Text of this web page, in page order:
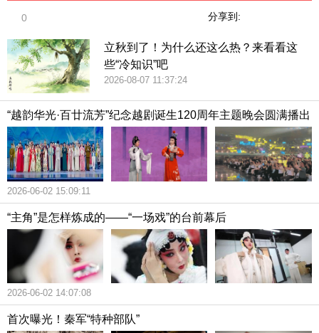
分享到:
0
立秋到了！为什么还这么热？来看看这
些“冷知识”吧
2026-08-07 11:37:24
“越韵华光·百廿流芳”纪念越剧诞生120周年主题晚会圆满播出
2026-06-02 15:09:11
“主角”是怎样炼成的——“一场戏”的台前幕后
2026-06-02 14:07:08
首次曝光！秦军“特种部队”